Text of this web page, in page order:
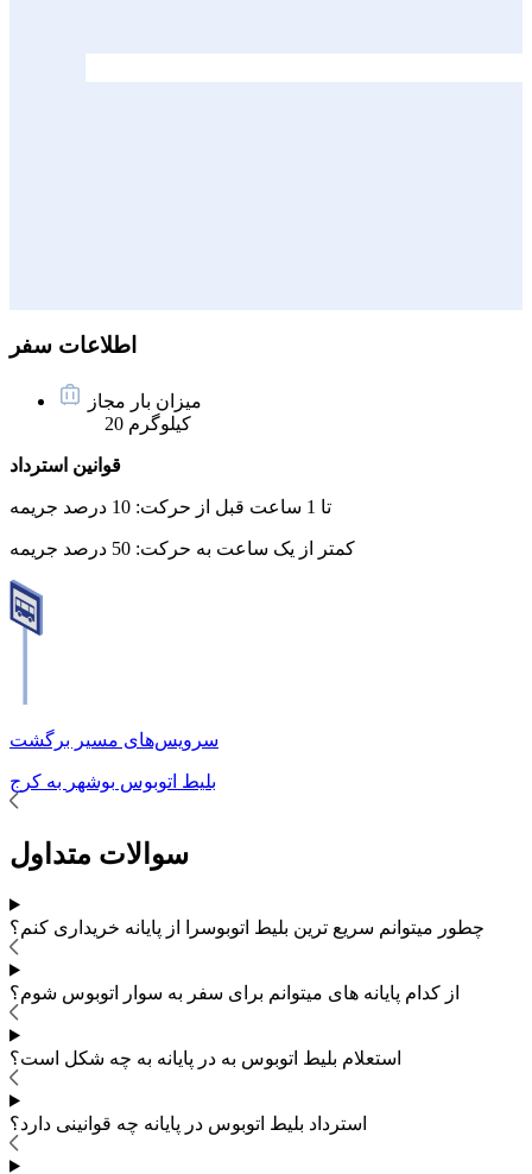
اطلاعات سفر
میزان بار مجاز
20 کیلوگرم
قوانین استرداد
تا 1 ساعت قبل از حرکت: 10 درصد جریمه
کمتر از یک ساعت به حرکت: 50 درصد جریمه
سرویس‌های مسیر برگشت
بلیط اتوبوس بوشهر به کرج
سوالات متداول
چطور میتوانم سریع ترین بلیط اتوبوسرا از پایانه خریداری کنم؟
از کدام پایانه های میتوانم برای سفر به سوار اتوبوس شوم؟
استعلام بلیط اتوبوس به در پایانه به چه شکل است؟
استرداد بلیط اتوبوس در پایانه چه قوانینی دارد؟